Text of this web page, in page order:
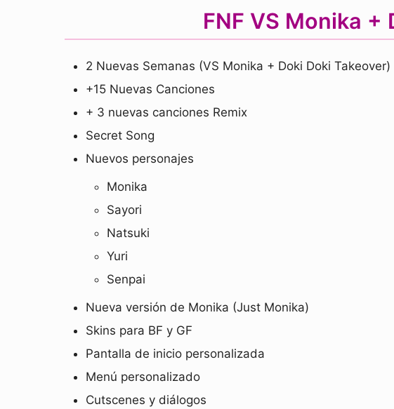
FNF VS Monika +
2 Nuevas Semanas (VS Monika + Doki Doki Takeover)
+15 Nuevas Canciones
+ 3 nuevas canciones Remix
Secret Song
Nuevos personajes
Monika
Sayori
Natsuki
Yuri
Senpai
Nueva versión de Monika (Just Monika)
Skins para BF y GF
Pantalla de inicio personalizada
Menú personalizado
Cutscenes y diálogos